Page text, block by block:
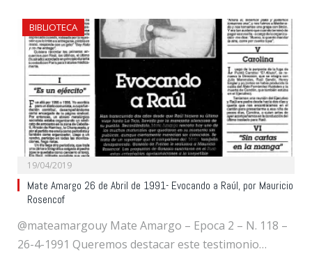
BIBLIOTECA
19/04/2019
Mate Amargo 26 de Abril de 1991- Evocando a Raúl, por Mauricio
Rosencof
@mateamargouy Mate Amargo – Epoca 2 – N. 118 –
26-4-1991 Queremos destacar este testimonio…